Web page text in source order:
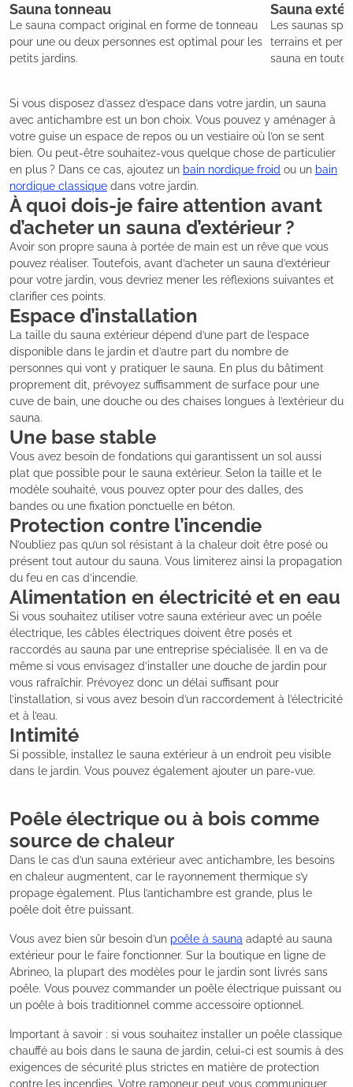
Sauna tonneau
Le sauna compact original en forme de tonneau
pour une ou deux personnes est optimal pour les
petits jardins.
Sauna
Les saunas
terrains et
sauna en toute
Si vous disposez d’assez d’espace dans votre jardin, un sauna
avec antichambre est un bon choix. Vous pouvez y aménager à
votre guise un espace de repos ou un vestiaire où l’on se sent
bien. Ou peut-être souhaitez-vous quelque chose de particulier
en plus ? Dans ce cas, ajoutez un bain nordique froid ou un bain
nordique classique dans votre jardin.
À quoi dois-je faire attention avant
d’acheter un sauna d’extérieur ?
Avoir son propre sauna à portée de main est un rêve que vous
pouvez réaliser. Toutefois, avant d’acheter un sauna d’extérieur
pour votre jardin, vous devriez mener les réflexions suivantes et
clarifier ces points.
Espace d’installation
La taille du sauna extérieur dépend d’une part de l’espace
disponible dans le jardin et d’autre part du nombre de
personnes qui vont y pratiquer le sauna. En plus du bâtiment
proprement dit, prévoyez suffisamment de surface pour une
cuve de bain, une douche ou des chaises longues à l’extérieur du
sauna.
Une base stable
Vous avez besoin de fondations qui garantissent un sol aussi
plat que possible pour le sauna extérieur. Selon la taille et le
modèle souhaité, vous pouvez opter pour des dalles, des
bandes ou une fixation ponctuelle en béton.
Protection contre l’incendie
N’oubliez pas qu’un sol résistant à la chaleur doit être posé ou
présent tout autour du sauna. Vous limiterez ainsi la propagation
du feu en cas d’incendie.
Alimentation en électricité et en eau
Si vous souhaitez utiliser votre sauna extérieur avec un poêle
électrique, les câbles électriques doivent être posés et
raccordés au sauna par une entreprise spécialisée. Il en va de
même si vous envisagez d’installer une douche de jardin pour
vous rafraîchir. Prévoyez donc un délai suffisant pour
l’installation, si vous avez besoin d’un raccordement à l’électricité
et à l’eau.
Intimité
Si possible, installez le sauna extérieur à un endroit peu visible
dans le jardin. Vous pouvez également ajouter un pare-vue.
Poêle électrique ou à bois comme
source de chaleur
Dans le cas d’un sauna extérieur avec antichambre, les besoins
en chaleur augmentent, car le rayonnement thermique s’y
propage également. Plus l’antichambre est grande, plus le
poêle doit être puissant.
Vous avez bien sûr besoin d’un poêle à sauna adapté au sauna
extérieur pour le faire fonctionner. Sur la boutique en ligne de
Abrineo, la plupart des modèles pour le jardin sont livrés sans
poêle. Vous pouvez commander un poêle électrique puissant ou
un poêle à bois traditionnel comme accessoire optionnel.
Important à savoir : si vous souhaitez installer un poêle classique
chauffé au bois dans le sauna de jardin, celui-ci est soumis à des
exigences de sécurité plus strictes en matière de protection
contre les incendies. Votre ramoneur peut vous communiquer